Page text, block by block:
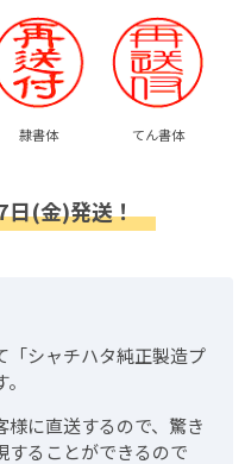
隷書体 てん書体
(金)発送！
「シャチハタ純正製造プ
に直送するので、驚き
することができるので